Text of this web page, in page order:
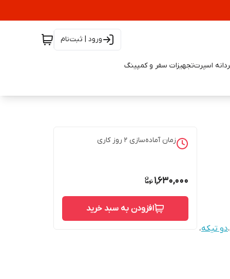
ورود | ثبت‌نام
اسپرتتجهیزات سفر و کمپینگ
،دو تيكه،
زمان آماده‌سازی 2 روز کاری
1,630,000
افزودن به سبد خرید